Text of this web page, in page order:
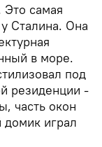
самая
Сталина. Она
в море.
под
резиденции -
часть окон
играл